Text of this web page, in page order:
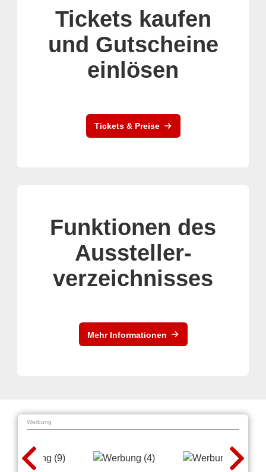
Tickets kaufen
und Gutscheine
einlösen
Tickets & Preise
Funktionen des
Aussteller-
verzeichnisses
Mehr Informationen
Werbung